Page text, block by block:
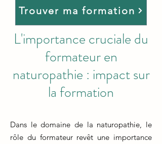
Trouver ma formation
L'importance cruciale du
formateur en
naturopathie : impact sur
la formation
Dans le domaine de la naturopathie, le
rôle du formateur revêt une importance